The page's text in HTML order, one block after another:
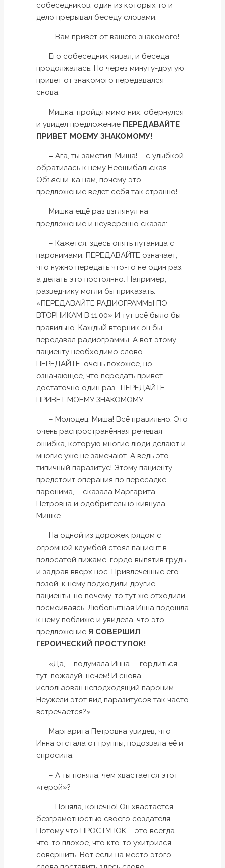
собеседников, один из которых то и
дело прерывал беседу словами:
– Вам привет от вашего знакомого!
Его собеседник кивал, и беседа
продолжалась. Но через минуту-другую
привет от знакомого передавался
снова.
Мишка, пройдя мимо них, обернулся
и увидел предложение ПЕРЕДАВАЙТЕ
ПРИВЕТ МОЕМУ ЗНАКОМОМУ!
– Ага, ты заметил, Миша! – с улыбкой
обратилась к нему Неошибальская. –
Объясни-ка нам, почему это
предложение ведёт себя так странно!
Мишка ещё раз взглянул на
предложение и неуверенно сказал:
– Кажется, здесь опять путаница с
паронимами. ПЕРЕДАВАЙТЕ означает,
что нужно передать что-то не один раз,
а делать это постоянно. Например,
разведчику могли бы приказать:
«ПЕРЕДАВАЙТЕ РАДИОГРАММЫ ПО
ВТОРНИКАМ В 11.00» И тут всё было бы
правильно. Каждый вторник он бы
передавал радиограммы. А вот этому
пациенту необходимо слово
ПЕРЕДАЙТЕ, очень похожее, но
означающее, что передать привет
достаточно один раз… ПЕРЕДАЙТЕ
ПРИВЕТ МОЕМУ ЗНАКОМОМУ.
– Молодец, Миша! Всё правильно. Это
очень распространённая речевая
ошибка, которую многие люди делают и
многие уже не замечают. А ведь это
типичный паразитус! Этому пациенту
предстоит операция по пересадке
паронима, – сказала Маргарита
Петровна и одобрительно кивнула
Мишке.
На одной из дорожек рядом с
огромной клумбой стоял пациент в
полосатой пижаме, гордо выпятив грудь
и задрав вверх нос. Привлечённые его
позой, к нему подходили другие
пациенты, но почему-то тут же отходили,
посмеиваясь. Любопытная Инна подошла
к нему поближе и увидела, что это
предложение Я СОВЕРШИЛ
ГЕРОИЧЕСКИЙ ПРОСТУПОК!
«Да, – подумала Инна. – гордиться
тут, пожалуй, нечем! И снова
использован неподходящий пароним…
Неужели этот вид паразитусов так часто
встречается?»
Маргарита Петровна увидев, что
Инна отстала от группы, подозвала её и
спросила:
– А ты поняла, чем хвастается этот
«герой»?
– Поняла, конечно! Он хвастается
безграмотностью своего создателя.
Потому что ПРОСТУПОК – это всегда
что-то плохое, что кто-то ухитрился
совершить. Вот если на место этого